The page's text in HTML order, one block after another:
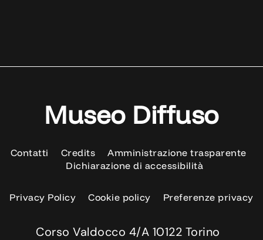
Museo Diffuso
Contatti Credits
Amministrazione trasparente
Dichiarazione di accessibilità
Privacy Policy Cookie policy Preferenze privacy
Corso Valdocco 4/A 10122 Torino